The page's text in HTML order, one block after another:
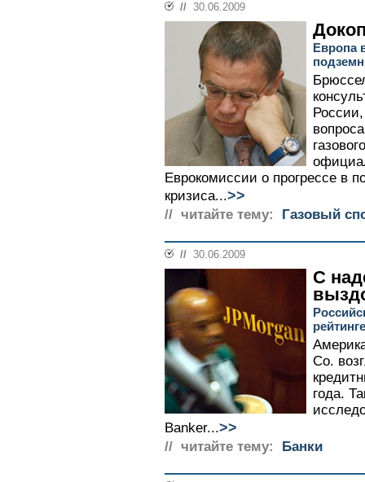
// 30.06.2009
Европа
Еврокомиссии о прогрессе в
кризиса...>>
// читайте тему: Газовый
// 30.06.2009
С
Co.
года.
Banker...>>
// читайте тему: Банки